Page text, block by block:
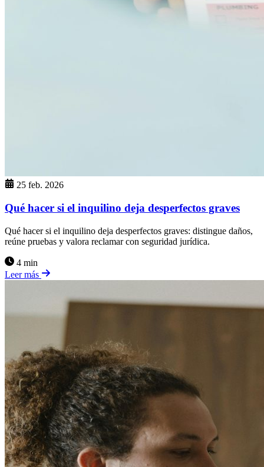
25 feb. 2026
Qué hacer si el inquilino deja desperfectos graves
Qué hacer si el inquilino deja desperfectos graves: distingue daños,
reúne pruebas y valora reclamar con seguridad jurídica.
4 min
Leer más